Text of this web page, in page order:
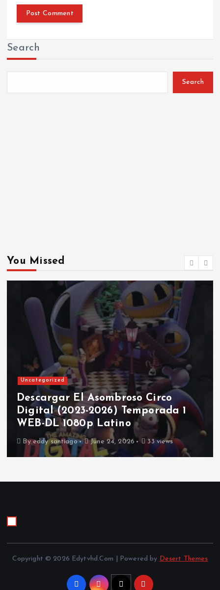
Search
Search
You Missed
Uncategorized
Descargar El Asombroso Circo
Digital (2023-2026) Temporada 1
WEB-DL 1080p Latino
Byeddy santiago June 24, 2026 33 views
Copyright © 2026 Edytvhd.Com | Powered by Desert Themes